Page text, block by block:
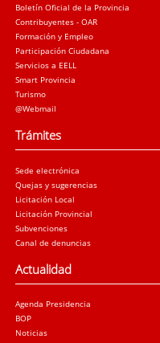
Boletín Oficial de la Provincia
Contribuyentes - OAR
Formación y Empleo
Participación Ciudadana
Servicios a EELL
Smart Provincia
Turismo
@Webmail
Trámites
Sede electrónica
Quejas y sugerencias
Licitación Local
Licitación Provincial
Subvenciones
Canal de denuncias
Actualidad
Agenda Presidencia
BOP
Noticias